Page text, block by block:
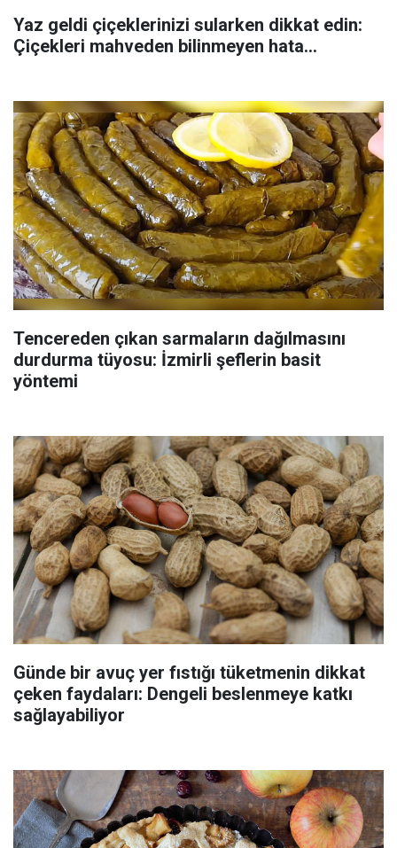
Yaz geldi çiçeklerinizi sularken dikkat edin:
Çiçekleri mahveden bilinmeyen hata...
Tencereden çıkan sarmaların dağılmasını
durdurma tüyosu: İzmirli şeflerin basit
yöntemi
Günde bir avuç yer fıstığı tüketmenin dikkat
çeken faydaları: Dengeli beslenmeye katkı
sağlayabiliyor